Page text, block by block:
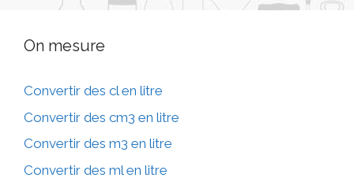
On mesure
Convertir des cl en litre
Convertir des cm3 en litre
Convertir des m3 en litre
Convertir des ml en litre